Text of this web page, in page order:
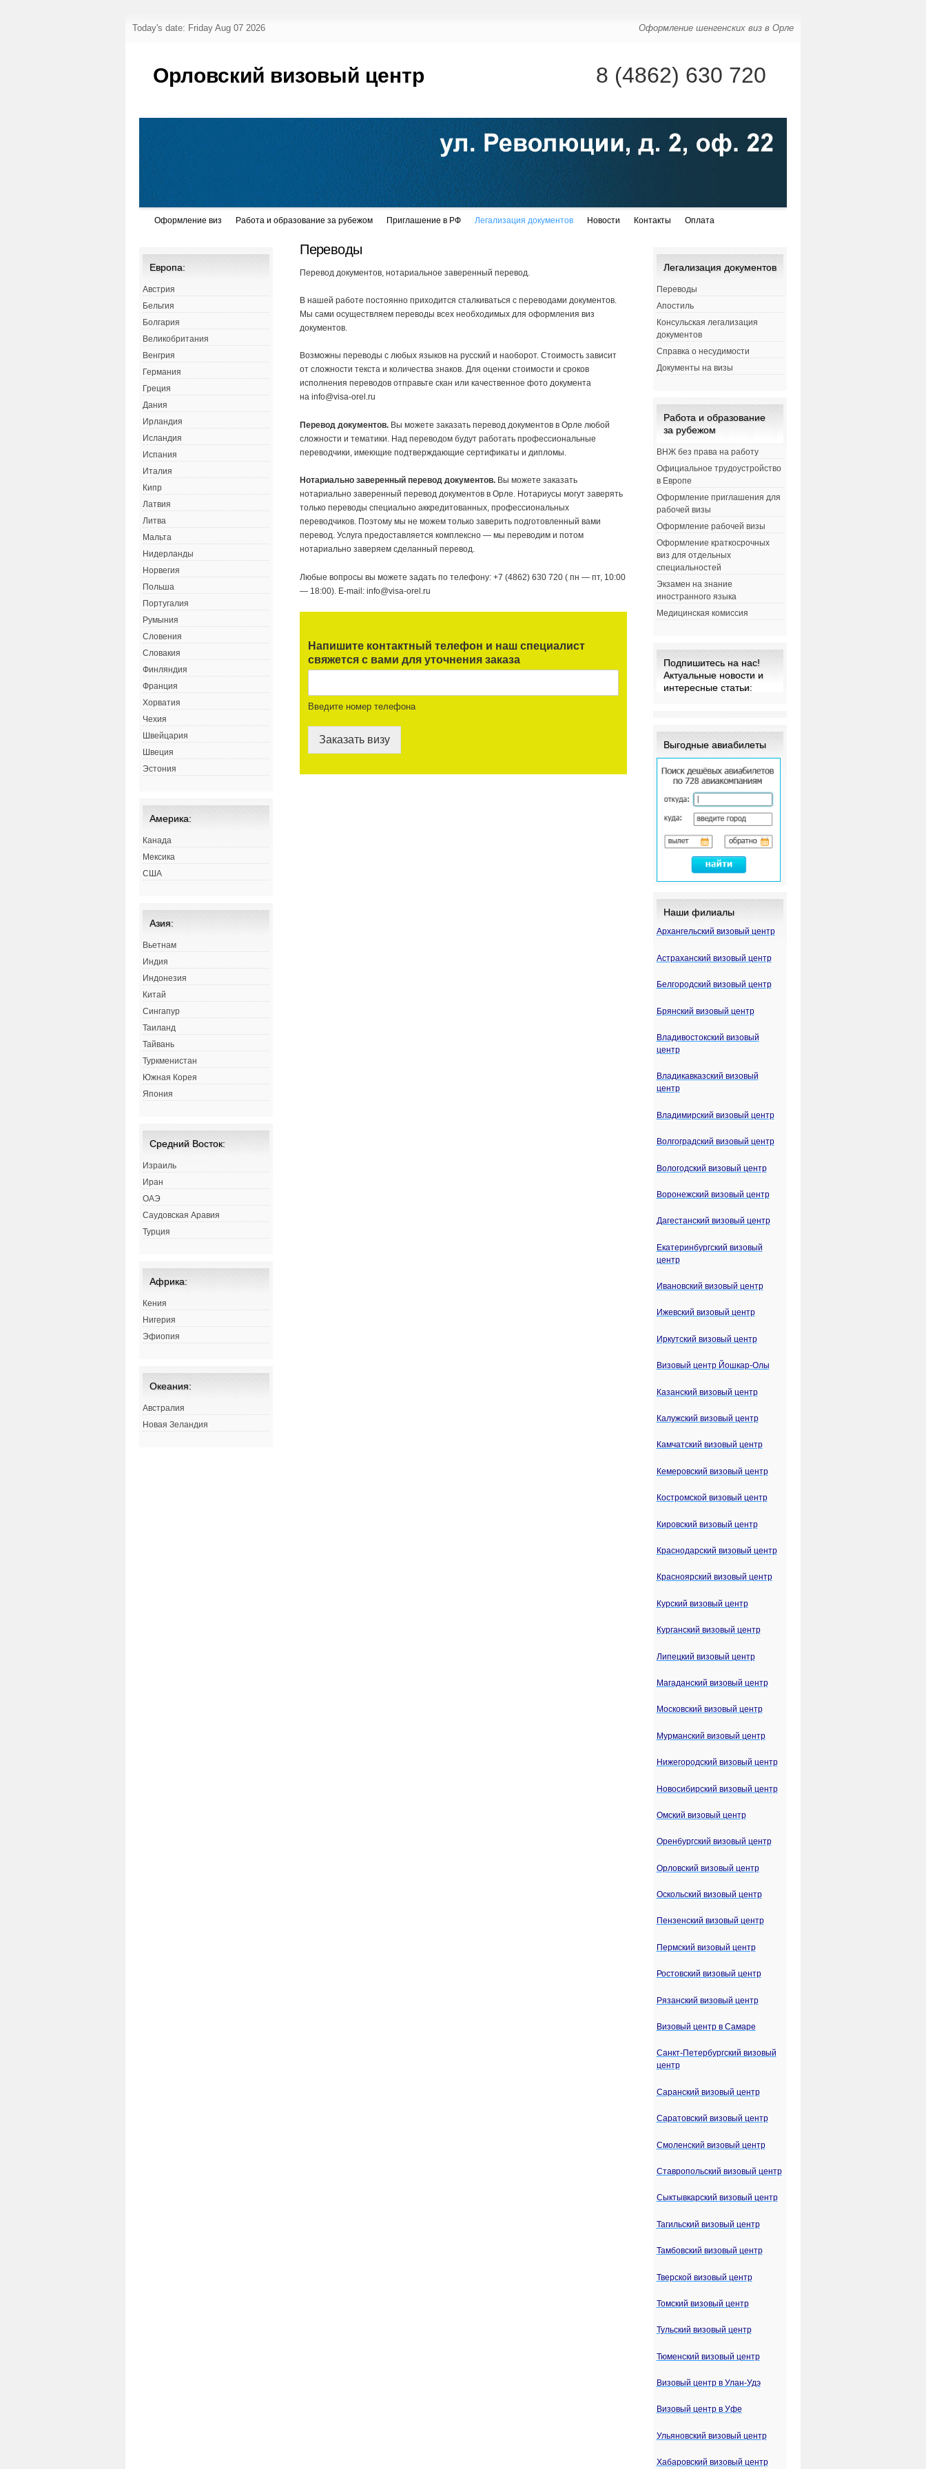
Оформление шенгенских виз в Орле
Today's date: Friday Aug 07 2026
Орловский визовый центр 8 (4862) 630 720
Оформление виз Работа и образование за рубежом Приглашение в РФ Легализация документов Новости Контакты Оплата
Переводы
Перевод документов, нотариальное заверенный перевод.
В нашей работе постоянно приходится сталкиваться с переводами документов.
Мы сами осуществляем переводы всех необходимых для оформления виз
документов.
Возможны переводы с любых языков на русский и наоборот. Стоимость зависит
от сложности текста и количества знаков. Для оценки стоимости и сроков
исполнения переводов отправьте скан или качественное фото документа
на info@visa-orel.ru
Перевод документов. Вы можете заказать перевод документов в Орле любой
сложности и тематики. Над переводом будут работать профессиональные
переводчики, имеющие подтверждающие сертификаты и дипломы.
Нотариально заверенный перевод документов. Вы можете заказать
нотариально заверенный перевод документов в Орле. Нотариусы могут заверять
только переводы специально аккредитованных, профессиональных
переводчиков. Поэтому мы не можем только заверить подготовленный вами
перевод. Услуга предоставляется комплексно — мы переводим и потом
нотариально заверяем сделанный перевод.
Любые вопросы вы можете задать по телефону: +7 (4862) 630 720 ( пн — пт, 10:00
— 18:00). E-mail: info@visa-orel.ru
Напишите контактный телефон и наш специалист
свяжется с вами для уточнения заказа
Введите номер телефона
Заказать визу
Европа:
Австрия
Бельгия
Болгария
Великобритания
Венгрия
Германия
Греция
Дания
Ирландия
Исландия
Испания
Италия
Кипр
Латвия
Литва
Мальта
Нидерланды
Норвегия
Польша
Португалия
Румыния
Словения
Словакия
Финляндия
Франция
Хорватия
Чехия
Швейцария
Швеция
Эстония
Америка:
Канада
Мексика
США
Азия:
Вьетнам
Индия
Индонезия
Китай
Сингапур
Таиланд
Тайвань
Туркменистан
Южная Корея
Япония
Средний Восток:
Израиль
Иран
ОАЭ
Саудовская Аравия
Турция
Африка:
Кения
Нигерия
Эфиопия
Океания:
Австралия
Новая Зеландия
Легализация документов
Переводы
Апостиль
Консульская легализация
документов
Справка о несудимости
Документы на визы
Работа и образование
за рубежом
ВНЖ без права на работу
Официальное трудоустройство
в Европе
Оформление приглашения для
рабочей визы
Оформление рабочей визы
Оформление краткосрочных
виз для отдельных
специальностей
Экзамен на знание
иностранного языка
Медицинская комиссия
Подпишитесь на нас!
Актуальные новости и
интересные статьи:
Выгодные авиабилеты
Наши филиалы
Архангельский визовый центр
Астраханский визовый центр
Белгородский визовый центр
Брянский визовый центр
Владивостокский визовый
центр
Владикавказский визовый
центр
Владимирский визовый центр
Волгоградский визовый центр
Вологодский визовый центр
Воронежский визовый центр
Дагестанский визовый центр
Екатеринбургский визовый
центр
Ивановский визовый центр
Ижевский визовый центр
Иркутский визовый центр
Визовый центр Йошкар-Олы
Казанский визовый центр
Калужский визовый центр
Камчатский визовый центр
Кемеровский визовый центр
Костромской визовый центр
Кировский визовый центр
Краснодарский визовый центр
Красноярский визовый центр
Курский визовый центр
Курганский визовый центр
Липецкий визовый центр
Магаданский визовый центр
Московский визовый центр
Мурманский визовый центр
Нижегородский визовый центр
Новосибирский визовый центр
Омский визовый центр
Оренбургский визовый центр
Орловский визовый центр
Оскольский визовый центр
Пензенский визовый центр
Пермский визовый центр
Ростовский визовый центр
Рязанский визовый центр
Визовый центр в Самаре
Санкт-Петербургский визовый
центр
Саранский визовый центр
Саратовский визовый центр
Смоленский визовый центр
Ставропольский визовый центр
Сыктывкарский визовый центр
Тагильский визовый центр
Тамбовский визовый центр
Тверской визовый центр
Томский визовый центр
Тульский визовый центр
Тюменский визовый центр
Визовый центр в Улан-Удэ
Визовый центр в Уфе
Ульяновский визовый центр
Хабаровский визовый центр